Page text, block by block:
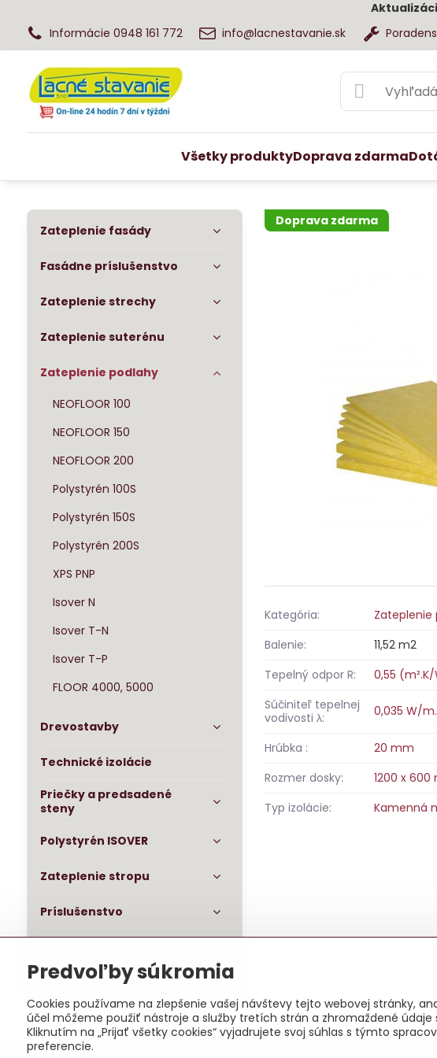
Informácie 0948 161 772
info@lacnestavanie.sk
Všetky produktyDoprava zdarma
Doprava zdarma
Kategória:
Zateplenie
Balenie:
11,52 m2
Tepelný odpor R:
0,55
Súčiniteľ tepelnej
vodivosti λ:
0,035 W/
Hrúbka :
20 mm
Rozmer dosky:
1200 x 600
Typ izolácie:
Kamenná
Zateplenie fasády
Fasádne príslušenstvo
Zateplenie strechy
Zateplenie suterénu
Zateplenie podlahy
NEOFLOOR 100
NEOFLOOR 150
NEOFLOOR 200
Polystyrén 100S
Polystyrén 150S
Polystyrén 200S
XPS PNP
Isover N
Isover T-N
Isover T-P
FLOOR 4000, 5000
Drevostavby
Technické izolácie
Priečky a predsadené
steny
Polystyrén ISOVER
Zateplenie stropu
Príslušenstvo
Baumit fasáda
Predvoľby súkromia
Cookies používame na zlepšenie vašej návštevy tejto webovej stránky,
účel môžeme použiť nástroje a služby tretích strán a zhromaždené údaje
Kliknutím na „Prijať všetky cookies“ vyjadrujete svoj súhlas s týmto
preferencie.